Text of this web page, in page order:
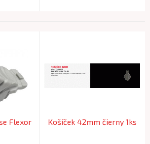
Flexor
Košíček 42mm čierny 1ks